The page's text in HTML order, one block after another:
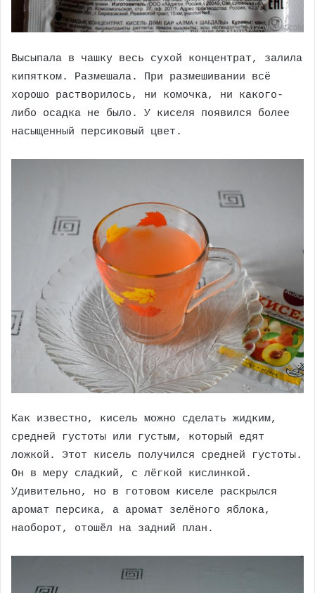
Высыпала в чашку весь сухой концентрат, залила
кипятком. Размешала. При размешивании всё
хорошо растворилось, ни комочка, ни какого-
либо осадка не было. У киселя появился более
насыщенный персиковый цвет.
Как известно, кисель можно сделать жидким,
средней густоты или густым, который едят
ложкой. Этот кисель получился средней густоты.
Он в меру сладкий, с лёгкой кислинкой.
Удивительно, но в готовом киселе раскрылся
аромат персика, а аромат зелёного яблока,
наоборот, отошёл на задний план.